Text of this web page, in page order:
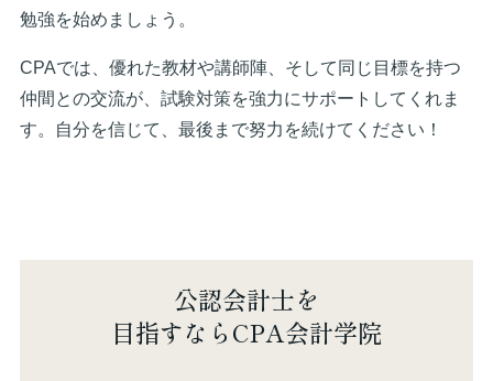
勉強を始めましょう。
CPAでは、優れた教材や講師陣、そして同じ目標を持つ
仲間との交流が、試験対策を強力にサポートしてくれま
す。自分を信じて、最後まで努力を続けてください！
公認会計士を
目指すならCPA会計学院